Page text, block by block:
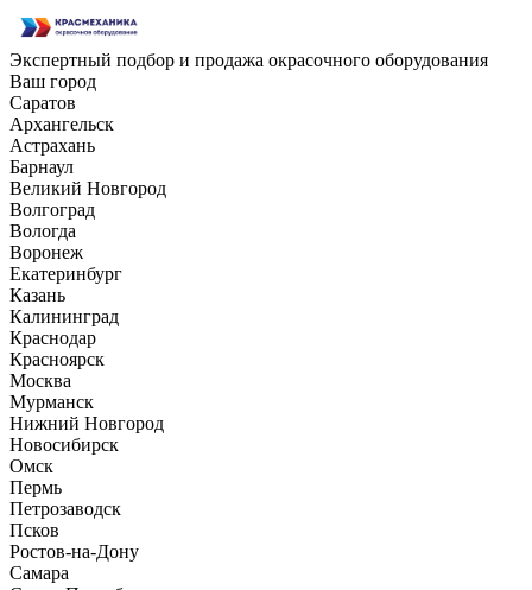
Экспертный подбор и продажа окрасочного оборудования
Ваш город
Саратов
Архангельск
Астрахань
Барнаул
Великий Новгород
Волгоград
Вологда
Воронеж
Екатеринбург
Казань
Калининград
Краснодар
Красноярск
Москва
Мурманск
Нижний Новгород
Новосибирск
Омск
Пермь
Петрозаводск
Псков
Ростов-на-Дону
Самара